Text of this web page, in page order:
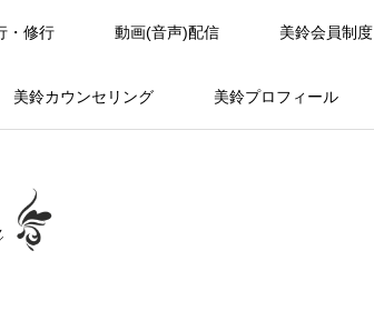
・修行 動画(音声)配信 美鈴会員制度
美鈴カウンセリング 美鈴プロフィール